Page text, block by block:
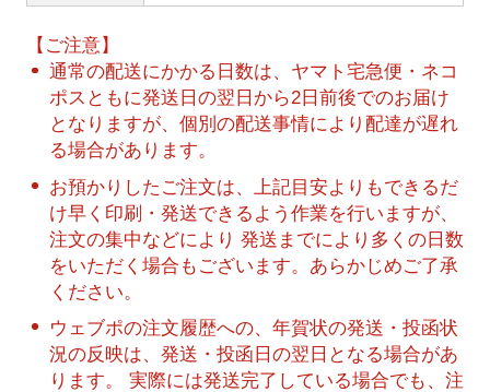
【ご注意】
通常の配送にかかる日数は、ヤマト宅急便・ネコ
ポスともに発送日の翌日から2日前後でのお届け
となりますが、個別の配送事情により配達が遅れ
る場合があります。
お預かりしたご注文は、上記目安よりもできるだ
け早く印刷・発送できるよう作業を行いますが、
注文の集中などにより 発送までにより多くの日数
をいただく場合もございます。あらかじめご了承
ください。
ウェブポの注文履歴への、年賀状の発送・投函状
況の反映は、発送・投函日の翌日となる場合があ
ります。 実際には発送完了している場合でも、注